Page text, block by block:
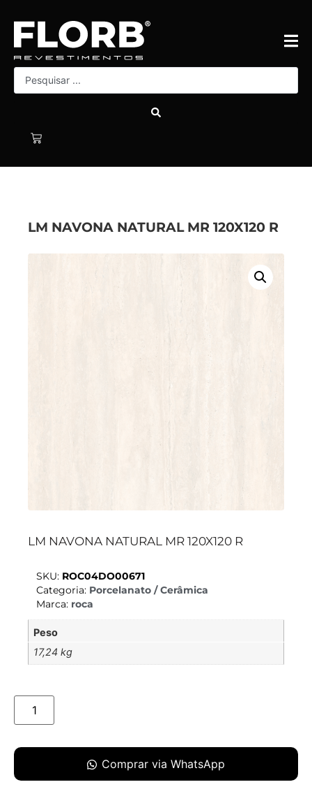
LM NAVONA NATURAL MR 120X120 R
LM NAVONA NATURAL MR 120X120 R
SKU: ROC04DO00671
Categoria: Porcelanato / Cerâmica
Marca: roca
Peso
17,24 kg
Comprar via WhatsApp